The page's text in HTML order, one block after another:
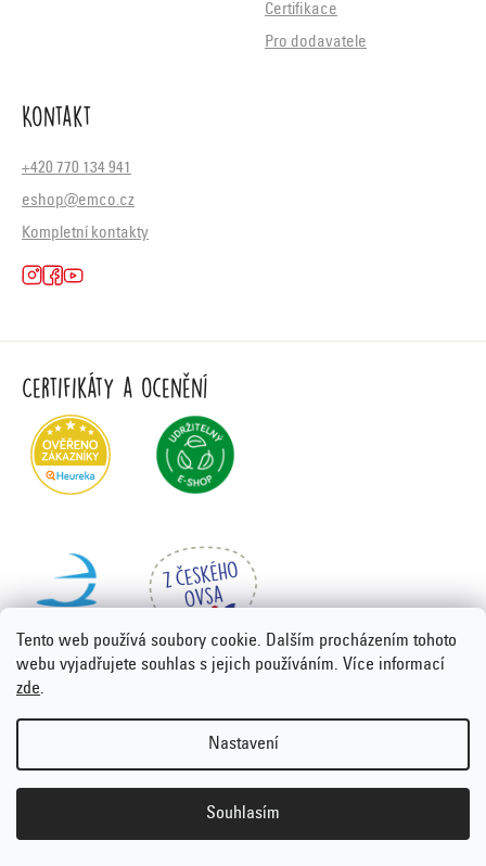
Tento web používá soubory cookie. Dalším procházením tohoto
webu vyjadřujete souhlas s jejich používáním. Více informací
zde.
Nastavení
Souhlasím
Certifikace
Pro dodavatele
Kontakt
+420 770 134 941
eshop@emco.cz
Kompletní kontakty
Certifikáty a ocenění
Vytvořil Shoptet Premium
nastavení cookies